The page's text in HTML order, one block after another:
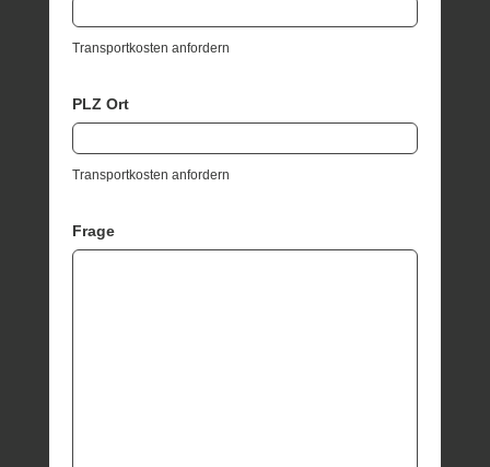
Transportkosten anfordern
PLZ Ort
Transportkosten anfordern
Frage